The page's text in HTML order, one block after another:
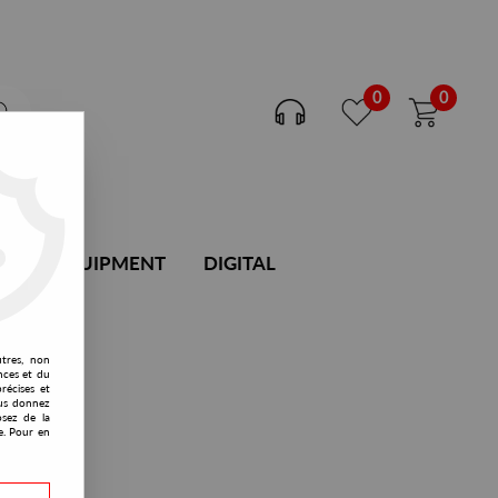
0 0
DJ EQUIPMENT DIGITAL
non
et du
et
donnez
de la
Pour en